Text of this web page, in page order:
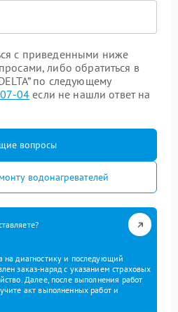
с приведенными ниже
либо обратиться в
по следующему
04 если не нашли ответ на
вопросы
водонагревателей
на диагностику и последующий
заказ-наряд с указанием страховых
Далее, после выполнения работ
акт выполненных работ и